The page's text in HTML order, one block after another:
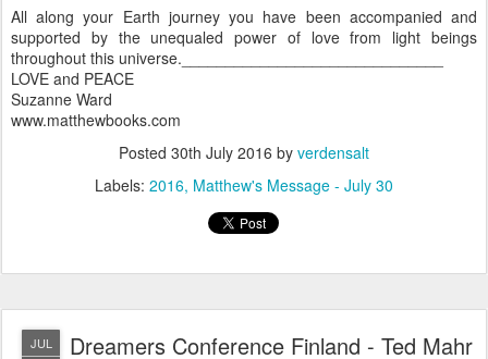
Dreamers Conference Finland - Ted Mahr
- Psychic Radio Show Host (Blogger:
During my Mt. Shasta conference
experiences, got some psychic readings